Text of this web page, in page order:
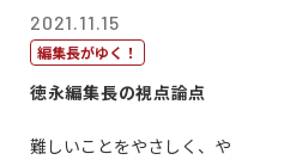
2021.11.15
編集長がゆく！
徳永編集長の視点論点
難しいことをやさしく、や